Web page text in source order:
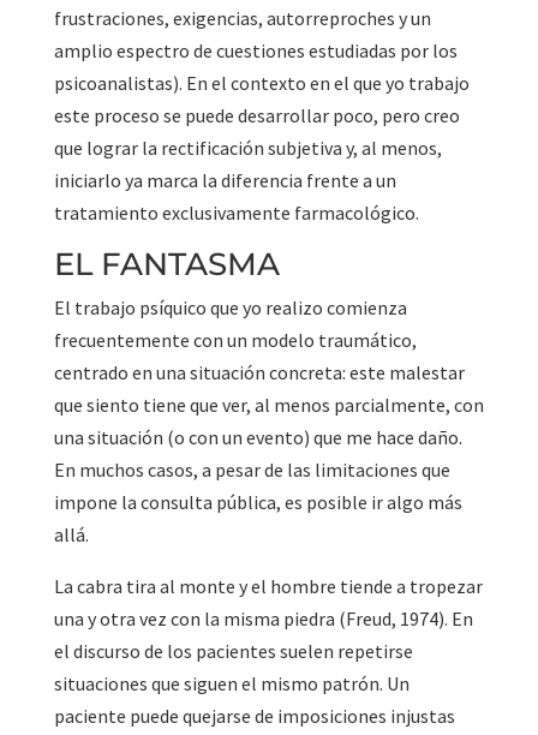
frustraciones, exigencias, autorreproches y un
amplio espectro de cuestiones estudiadas por los
psicoanalistas). En el contexto en el que yo trabajo
este proceso se puede desarrollar poco, pero creo
que lograr la rectificación subjetiva y, al menos,
iniciarlo ya marca la diferencia frente a un
tratamiento exclusivamente farmacológico.
EL FANTASMA
El trabajo psíquico que yo realizo comienza
frecuentemente con un modelo traumático,
centrado en una situación concreta: este malestar
que siento tiene que ver, al menos parcialmente, con
una situación (o con un evento) que me hace daño.
En muchos casos, a pesar de las limitaciones que
impone la consulta pública, es posible ir algo más
allá.
La cabra tira al monte y el hombre tiende a tropezar
una y otra vez con la misma piedra (Freud, 1974). En
el discurso de los pacientes suelen repetirse
situaciones que siguen el mismo patrón. Un
paciente puede quejarse de imposiciones injustas